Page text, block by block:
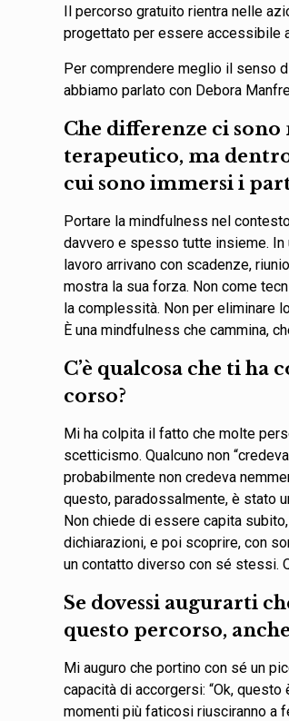
Il percorso gratuito rientra nelle
progettato per essere accessibile
Per comprendere meglio il senso
abbiamo parlato con Debora
Che differenze ci
terapeutico, ma
cui sono immersi i
Portare la mindfulness nel
davvero e spesso tutte insieme. In
lavoro arrivano con scadenze,
mostra la sua forza. Non come
la complessità. Non per eliminare
È una mindfulness che cammina,
C’è qualcosa che ti
corso?
Mi ha colpita il fatto che molte
scetticismo. Qualcuno non
probabilmente non credeva
questo, paradossalmente, è stato
Non chiede di essere capita
dichiarazioni, e poi scoprire, con
un contatto diverso con sé stessi.
Se dovessi augurarti
questo percorso,
Mi auguro che portino con sé un
capacità di accorgersi: “Ok,
momenti più faticosi riusciranno a